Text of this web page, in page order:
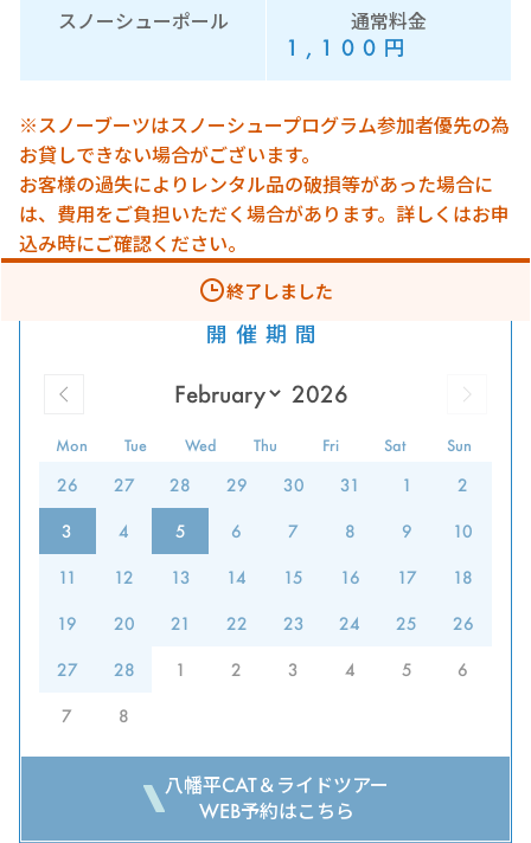
スノーシューポール 通常料金
1,100 円
※スノーブーツはスノーシュープログラム参加者優先の為
お貸しできない場合がございます。
お客様の過失によりレンタル品の破損等があった場合に
は、費用をご負担いただく場合があります。詳しくはお申
込み時にご確認ください。
終了しました
開催期間
Mon Tue Wed Thu Fri Sat Sun
26 27 28 29 30 31 1 2
3 4 5 6 7 8 9 10
11 12 13 14 15 16 17 18
19 20 21 22 23 24 25 26
27 28 1 2 3 4 5 6
7 8
八幡平CAT＆ライドツアー
WEB予約はこちら